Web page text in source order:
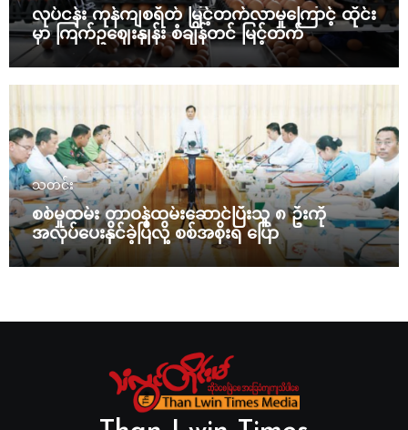
လုပ်ငန်း ကုန်ကျစရိတ် မြင့်တက်လာမှုကြောင့် ထိုင်း
မှာ ကြက်ဥဈေးနှုန်း စံချိန်တင် မြင့်တက်
သတင်း
စစ်မှုထမ်း တာဝန်ထမ်းဆောင်ပြီးသူ ၈ ဦးကို
အလုပ်ပေးနိုင်ခဲ့ပြီလို့ စစ်အစိုးရ ပြော